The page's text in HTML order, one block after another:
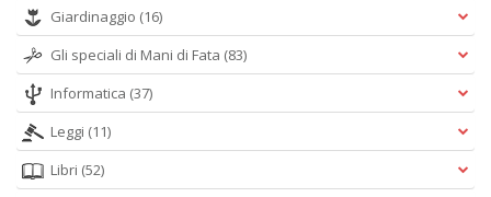
Giardinaggio (16)
Gli speciali di Mani di Fata (83)
Informatica (37)
Leggi (11)
Libri (52)